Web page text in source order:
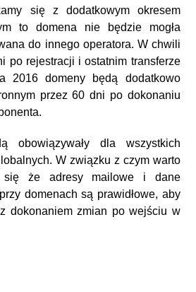
się z dodatkowym okresem
to domena nie będzie mogła
do innego operatora. W chwili
po rejestracji i ostatnim transferze
2016 domeny będą dodatkowo
przez 60 dni po dokonaniu
obowiązywały dla wszystkich
W związku z czym warto
się że adresy mailowe i dane
domenach są prawidłowe, aby
dokonaniem zmian po wejściu w